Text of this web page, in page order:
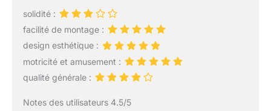
solidité :
facilité de montage :
design esthétique :
motricité et amusement :
qualité générale :
Notes des utilisateurs 4.5/5